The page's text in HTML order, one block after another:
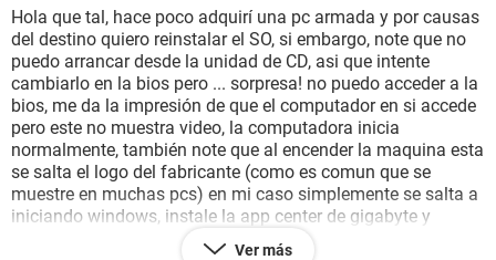
Hola que tal, hace poco adquirí una pc armada y por causas
del destino quiero reinstalar el SO, si embargo, note que no
puedo arrancar desde la unidad de CD, asi que intente
cambiarlo en la bios pero ... sorpresa! no puedo acceder a la
bios, me da la impresión de que el computador en si accede
pero este no muestra video, la computadora inicia
normalmente, también note que al encender la maquina esta
se salta el logo del fabricante (como es comun que se
muestre en muchas pcs) en mi caso simplemente se salta a
iniciando windows, instale la app center de gigabyte y
desactive la supuesta opcion de arranque rápido. alguna
Ver más